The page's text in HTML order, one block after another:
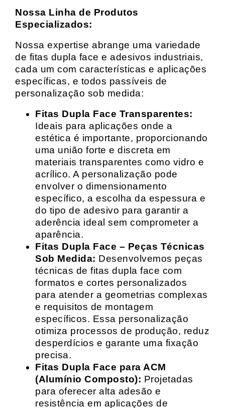
Nossa Linha de Produtos
Especializados:
Nossa expertise abrange uma variedade
de fitas dupla face e adesivos industriais,
cada um com características e aplicações
específicas, e todos passíveis de
personalização sob medida:
Fitas Dupla Face Transparentes:
Ideais para aplicações onde a
estética é importante, proporcionando
uma união forte e discreta em
materiais transparentes como vidro e
acrílico. A personalização pode
envolver o dimensionamento
específico, a escolha da espessura e
do tipo de adesivo para garantir a
aderência ideal sem comprometer a
aparência.
Fitas Dupla Face – Peças Técnicas
Sob Medida: Desenvolvemos peças
técnicas de fitas dupla face com
formatos e cortes personalizados
para atender a geometrias complexas
e requisitos de montagem
específicos. Essa personalização
otimiza processos de produção, reduz
desperdícios e garante uma fixação
precisa.
Fitas Dupla Face para ACM
(Alumínio Composto): Projetadas
para oferecer alta adesão e
resistência em aplicações de